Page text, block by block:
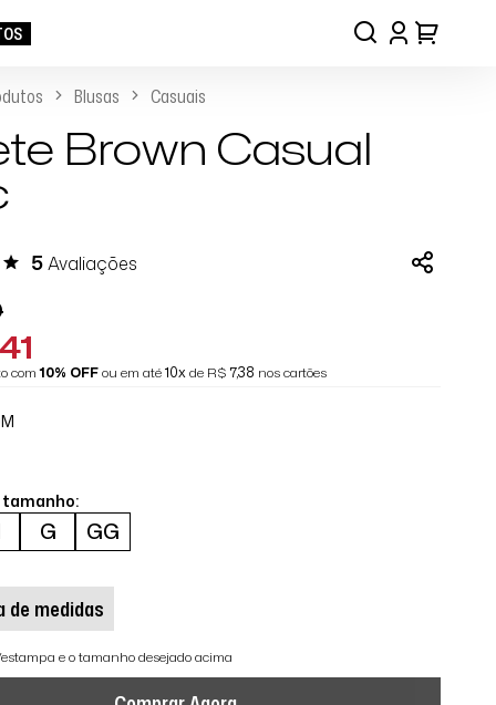
Blusas Casuais
Brown Casual
5Avaliações
com10% OFFou em até10xde R$ 7,38 nos cartões
tamanho:
G GG
de medidas
e o tamanho desejado acima